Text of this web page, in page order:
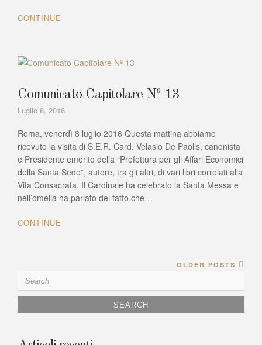
CONTINUE
Comunicato Capitolare Nº 13
Luglio 8, 2016
Roma, venerdì 8 luglio 2016 Questa mattina abbiamo
ricevuto la visita di S.E.R. Card. Velasio De Paolis, canonista
e Presidente emerito della “Prefettura per gli Affari Economici
della Santa Sede”, autore, tra gli altri, di vari libri correlati alla
Vita Consacrata. Il Cardinale ha celebrato la Santa Messa e
nell’omelia ha parlato del fatto che…
CONTINUE
OLDER POSTS
for: